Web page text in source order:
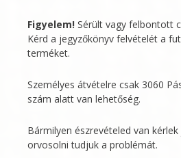
Figyelem! Sérült vagy felbontott
Kérd a jegyzőkönyv felvételét a
terméket.
Személyes átvételre csak 3060
szám alatt van lehetőség.
Bármilyen észrevételed van
orvosolni tudjuk a problémát.